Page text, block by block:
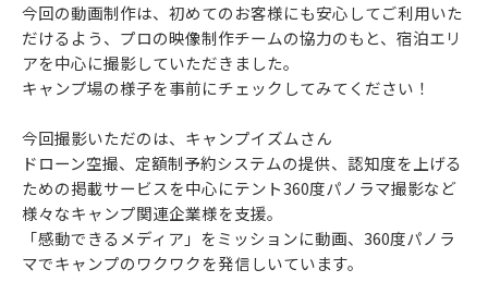
今回の動画制作は、初めてのお客様にも安心してご利用いた
だけるよう、プロの映像制作チームの協力のもと、宿泊エリ
アを中心に撮影していただきました。
キャンプ場の様子を事前にチェックしてみてください！
今回撮影いただのは、キャンプイズムさん
ドローン空撮、定額制予約システムの提供、認知度を上げる
ための掲載サービスを中心にテント360度パノラマ撮影など
様々なキャンプ関連企業様を支援。
「感動できるメディア」をミッションに動画、360度パノラ
マでキャンプのワクワクを発信しいています。